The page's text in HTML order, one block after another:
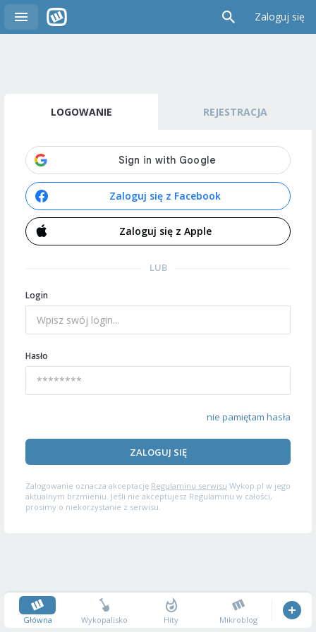
Zaloguj się
LOGOWANIE REJESTRACJA
Zaloguj się z Facebook
Zaloguj się z Apple
LUB
Login
Hasło
nie pamiętam hasła
ZALOGUJ SIĘ
Zalogowanie oznacza akceptację Regulaminu serwisu Wykop.pl w jego
aktualnym brzmieniu. Jeśli nie akceptujesz Regulaminu w całości,
prosimy o niekorzystanie z serwisu.
Główna Wykopalisko Hity Mikroblog